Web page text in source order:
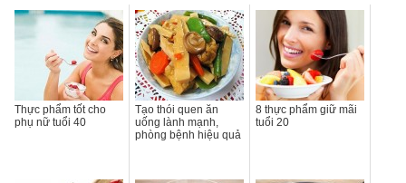
Thực phẩm tốt cho
phụ nữ tuổi 40
Tạo thói quen ăn
uống lành mạnh,
phòng bệnh hiệu quả
8 thực phẩm giữ mãi
tuổi 20